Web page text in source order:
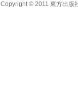
Copyright © 2011 東方出版